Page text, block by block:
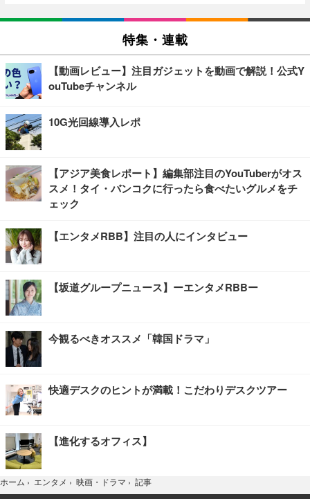
特集・連載
【動画レビュー】注目ガジェットを動画で解説！公式Y
ouTubeチャンネル
10G光回線導入レポ
【アジア美食レポート】編集部注目のYouTuberがオス
スメ！タイ・バンコクに行ったら食べたいグルメをチ
ェック
【エンタメRBB】注目の人にインタビュー
【坂道グループニュース】ーエンタメRBBー
今観るべきオススメ「韓国ドラマ」
快適デスクのヒントが満載！こだわりデスクツアー
【進化するオフィス】
ホーム › エンタメ › 映画・ドラマ › 記事